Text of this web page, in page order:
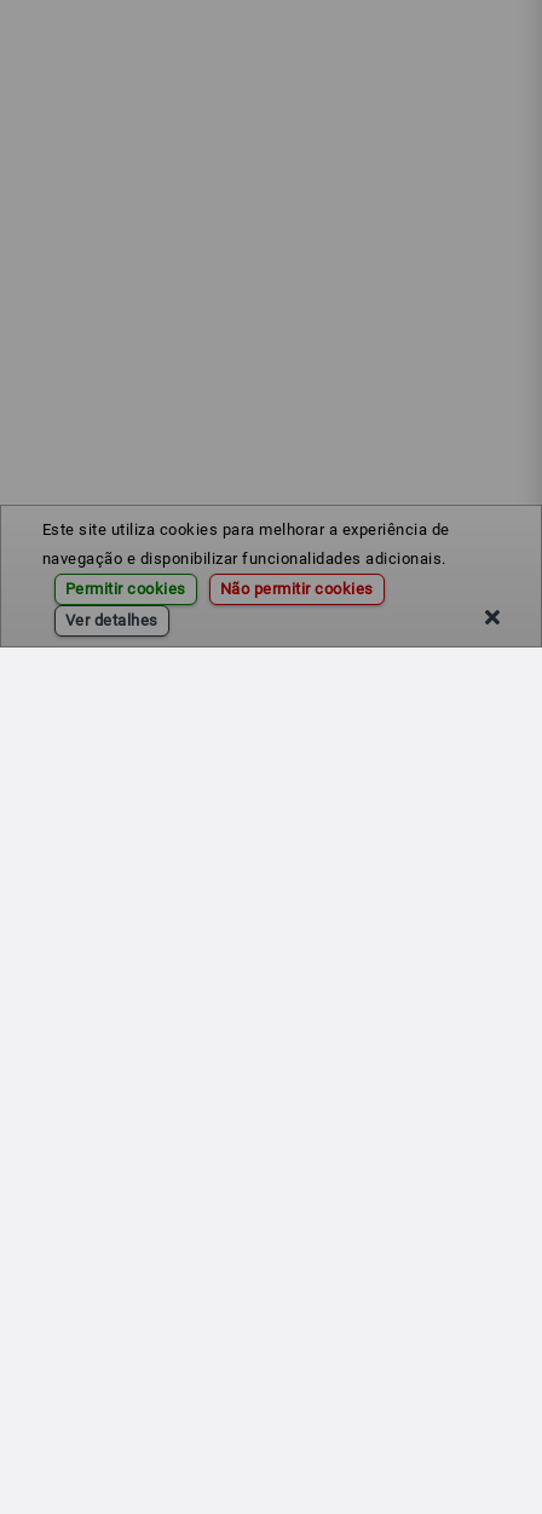
Este site utiliza cookies para melhorar a experiência de
navegação e disponibilizar funcionalidades adicionais.
Permitir cookies
Não permitir cookies
Ver detalhes